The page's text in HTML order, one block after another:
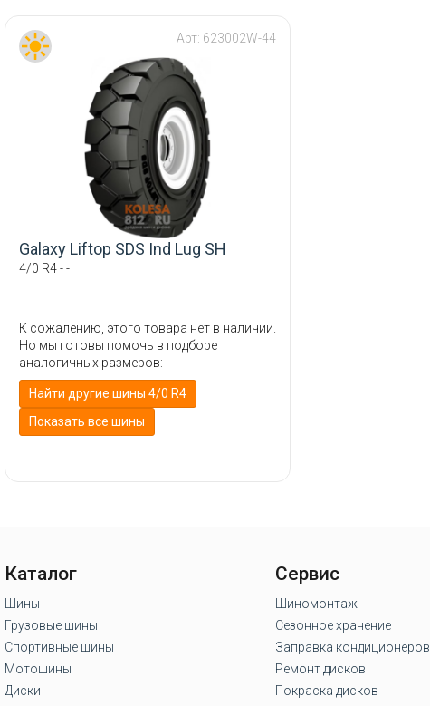
Скад
ТЗСК
Арт: 623002W-44
Galaxy Liftop SDS Ind Lug SH
4/0 R4 - -
К сожалению, этого товара нет в наличии.
Но мы готовы помочь в подборе
аналогичных размеров:
Найти другие шины 4/0 R4
Показать все шины
Каталог
Шины
Грузовые шины
Спортивные шины
Мотошины
Диски
Сервис
Шиномонтаж
Сезонное хранение
Заправка кондиционеров
Ремонт дисков
Покраска дисков